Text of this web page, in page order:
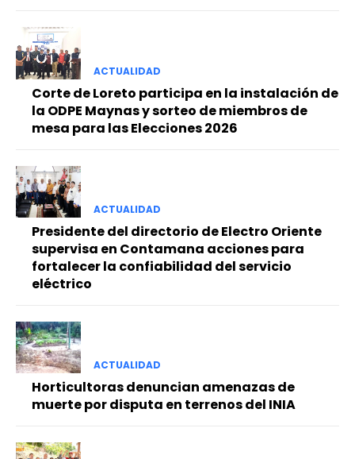
ACTUALIDAD
Corte de Loreto participa en la instalación de
la ODPE Maynas y sorteo de miembros de
mesa para las Elecciones 2026
ACTUALIDAD
Presidente del directorio de Electro Oriente
supervisa en Contamana acciones para
fortalecer la confiabilidad del servicio
eléctrico
ACTUALIDAD
Horticultoras denuncian amenazas de
muerte por disputa en terrenos del INIA